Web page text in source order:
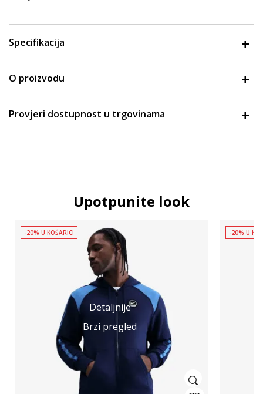
Specifikacija
O proizvodu
Provjeri dostupnost u trgovinama
Upotpunite look
Detaljnije
Brzi pregled
-20% U KOŠARICI -20% U